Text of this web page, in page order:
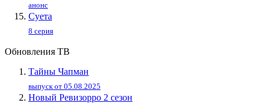
анонс
Суета
8 серия
Обновления ТВ
Тайны Чапман
выпуск от 05.08.2025
Новый Ревизорро 2 сезон